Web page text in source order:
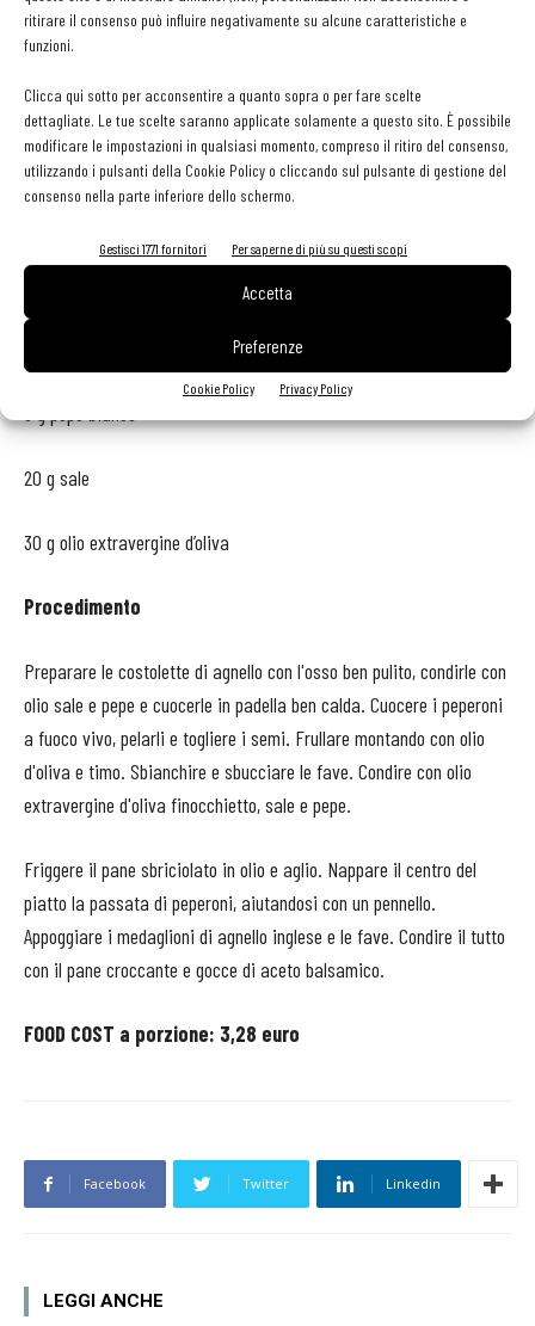
ritirare il consenso può influire negativamente su alcune caratteristiche e
funzioni.
Clicca qui sotto per acconsentire a quanto sopra o per fare scelte
dettagliate. Le tue scelte saranno applicate solamente a questo sito. È possibile
modificare le impostazioni in qualsiasi momento, compreso il ritiro del consenso,
utilizzando i pulsanti della Cookie Policy o cliccando sul pulsante di gestione del
consenso nella parte inferiore dello schermo.
Gestisci 1771 fornitori Per saperne di più su questi scopi
Accetta
Preferenze
Cookie Policy Privacy Policy
200 g fave fresche
30 g pane
10 g timo
20 g sale
30 g olio extravergine d’oliva
Procedimento
Preparare le costolette di agnello con l'osso ben pulito, condirle con
olio sale e pepe e cuocerle in padella ben calda. Cuocere i peperoni
a fuoco vivo, pelarli e togliere i semi. Frullare montando con olio
d'oliva e timo. Sbianchire e sbucciare le fave. Condire con olio
extravergine d'oliva finocchietto, sale e pepe.
Friggere il pane sbriciolato in olio e aglio. Nappare il centro del
piatto la passata di peperoni, aiutandosi con un pennello.
Appoggiare i medaglioni di agnello inglese e le fave. Condire il tutto
con il pane croccante e gocce di aceto balsamico.
FOOD COST a porzione: 3,28 euro
Facebook Twitter Linkedin
LEGGI ANCHE